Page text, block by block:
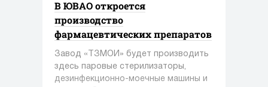
В ЮВАО откроется
производство
фармацевтических препаратов
Завод «ТЗМОИ» будет производить
здесь паровые стерилизаторы,
дезинфекционно-моечные машины и